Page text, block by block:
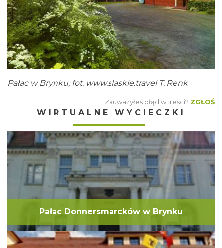
Pałac w Brynku, fot. www.slaskie.travelT. Renk
Zauważyłeś błąd w treści? ZGŁOŚ
WIRTUALNE WYCIECZKI
Pałac Donnersmarcków w Brynku